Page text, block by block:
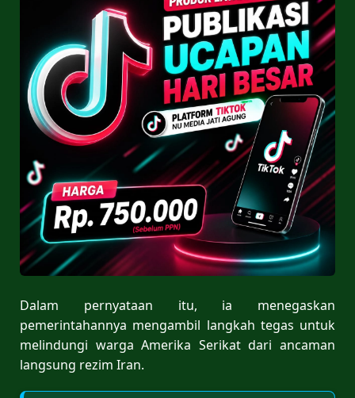
Dalam pernyataan itu, ia menegaskan
pemerintahannya mengambil langkah tegas untuk
melindungi warga Amerika Serikat dari ancaman
langsung rezim Iran.